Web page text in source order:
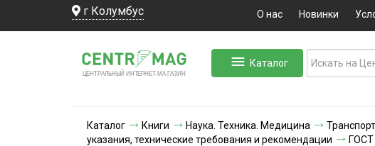
г Колумбус О нас Новинки
ЦЕНТРАЛЬНЫЙ ИНТЕРНЕТ-МА ГАЗИН
Каталог
Каталог Книги Наука. Техника. Медицина Транспорт
указания, технические требования и рекомендации
ГОСТ